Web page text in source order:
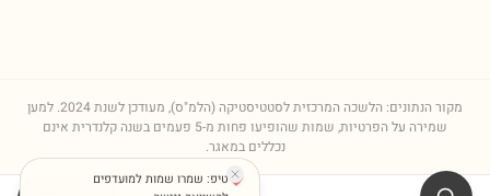
מקור הנתונים: הלשכה המרכזית לסטטיסטיקה (הלמ"ס), מעודכן לשנת2024. למען
שמירה על הפרטיות, שמות שהופיעו פחות מ-5 פעמים בשנה קלנדרית אינם
נכללים במאגר.
טיפ: שמרו שמות למועדפים